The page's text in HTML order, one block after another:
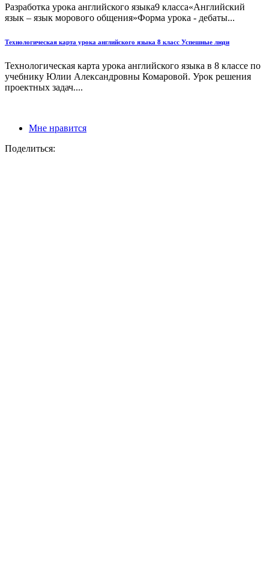
Разработка урока английского языка9 класса«Английский
язык – язык морового общения»Форма урока - дебаты...
Технологическая карта урока английского языка 8 класс Успешные люди
Технологическая карта урока английского языка в 8 классе по
учебнику Юлии Александровны Комаровой. Урок решения
проектных задач....
Мне нравится
Поделиться: